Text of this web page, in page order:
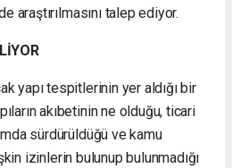
araştırılmasını talep ediyor.
yapı tespitlerinin yer aldığı bir
akıbetinin ne olduğu, ticari
sürdürüldüğü ve kamu
izinlerin bulunup bulunmadığı